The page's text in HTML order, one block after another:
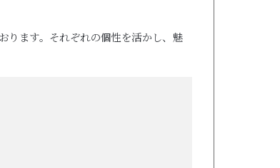
ります。それぞれの個性を活かし、魅